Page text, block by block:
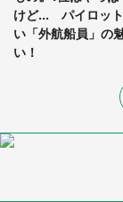
けど... パイロッ
い「外航船員」の
い！